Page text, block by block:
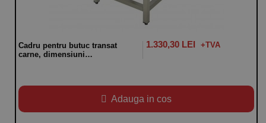
Cadru pentru butuc transat
carne, dimensiuni
1.330,30 LEI
Adauga in cos